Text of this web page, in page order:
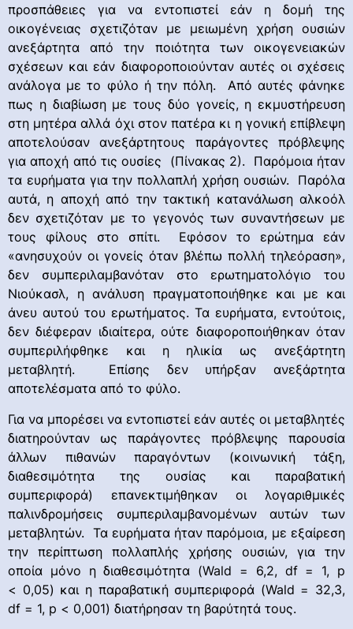
προσπάθειες για να εντοπιστεί εάν η δομή της
οικογένειας σχετιζόταν με μειωμένη χρήση ουσιών
ανεξάρτητα από την ποιότητα των οικογενειακών
σχέσεων και εάν διαφοροποιούνταν αυτές οι σχέσεις
ανάλογα με το φύλο ή την πόλη. Από αυτές φάνηκε
πως η διαβίωση με τους δύο γονείς, η εκμυστήρευση
στη μητέρα αλλά όχι στον πατέρα κι η γονική επίβλεψη
αποτελούσαν ανεξάρτητους παράγοντες πρόβλεψης
για αποχή από τις ουσίες (Πίνακας 2). Παρόμοια ήταν
τα ευρήματα για την πολλαπλή χρήση ουσιών. Παρόλα
αυτά, η αποχή από την τακτική κατανάλωση αλκοόλ
δεν σχετιζόταν με το γεγονός των συναντήσεων με
τους φίλους στο σπίτι. Εφόσον το ερώτημα εάν
«ανησυχούν οι γονείς όταν βλέπω πολλή τηλεόραση»,
δεν συμπεριλαμβανόταν στο ερωτηματολόγιο του
Νιούκασλ, η ανάλυση πραγματοποιήθηκε και με και
άνευ αυτού του ερωτήματος. Τα ευρήματα, εντούτοις,
δεν διέφεραν ιδιαίτερα, ούτε διαφοροποιήθηκαν όταν
συμπεριλήφθηκε και η ηλικία ως ανεξάρτητη
μεταβλητή. Επίσης δεν υπήρξαν ανεξάρτητα
αποτελέσματα από το φύλο.
Για να μπορέσει να εντοπιστεί εάν αυτές οι μεταβλητές
διατηρούνταν ως παράγοντες πρόβλεψης παρουσία
άλλων πιθανών παραγόντων (κοινωνική τάξη,
διαθεσιμότητα της ουσίας και παραβατική
συμπεριφορά) επανεκτιμήθηκαν οι λογαριθμικές
παλινδρομήσεις συμπεριλαμβανομένων αυτών των
μεταβλητών. Τα ευρήματα ήταν παρόμοια, με εξαίρεση
την περίπτωση πολλαπλής χρήσης ουσιών, για την
οποία μόνο η διαθεσιμότητα (Wald = 6,2, df = 1, p
< 0,05) και η παραβατική συμπεριφορά (Wald = 32,3,
df = 1, p < 0,001) διατήρησαν τη βαρύτητά τους.